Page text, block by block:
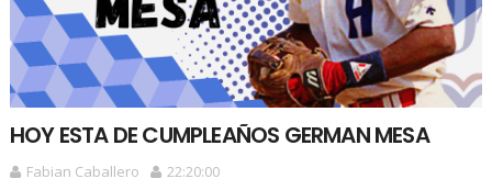
HOY ESTA DE CUMPLEAÑOS GERMAN MESA
Fabian Caballero
22:20:00